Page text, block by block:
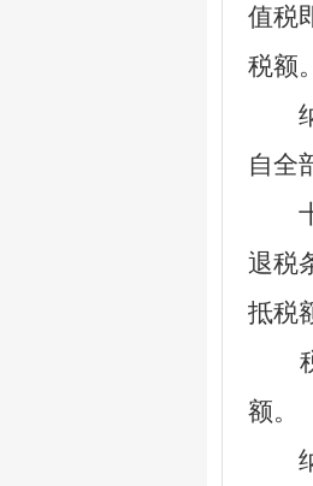
值税
税额。
纳
自全
十
退税
抵税
税
额。
纳